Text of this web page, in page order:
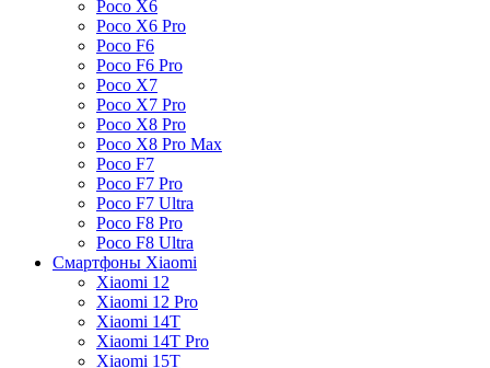
Poco X6
Poco X6 Pro
Poco F6
Poco F6 Pro
Poco X7
Poco X7 Pro
Poco X8 Pro
Poco X8 Pro Max
Poco F7
Poco F7 Pro
Poco F7 Ultra
Poco F8 Pro
Poco F8 Ultra
Смартфоны Xiaomi
Xiaomi 12
Xiaomi 12 Pro
Xiaomi 14T
Xiaomi 14T Pro
Xiaomi 15T